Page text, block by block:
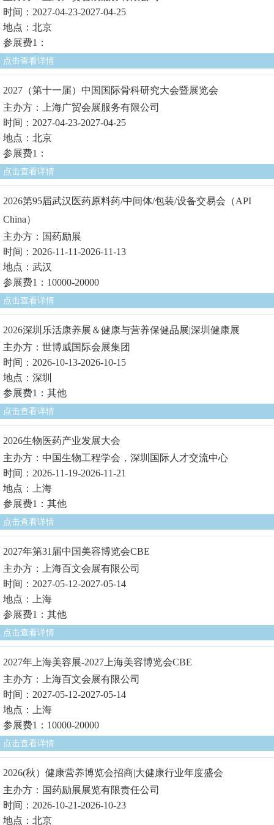
时间：2027-04-23-2027-04-25
地点：北京
参展费1：
点击查看详情
2027（第十一届）中国国际骨科研究大会暨展览会
主办方：上海广贸会展服务有限公司
时间：2027-04-23-2027-04-25
地点：北京
参展费1：
点击查看详情
2026第95届武汉医药原料药/中间体/包装/设备交易会（API
China）
主办方：国药励展
时间：2026-11-11-2026-11-13
地点：武汉
参展费1：10000-20000
点击查看详情
2026深圳乐活康养展＆健康与营养保健品展|深圳健康展
主办方：世博威国际会展集团
时间：2026-10-13-2026-10-15
地点：深圳
参展费1：其他
点击查看详情
2026生物医药产业发展大会
主办方：中国生物工程学会，深圳国际人才交流中心
时间：2026-11-19-2026-11-21
地点：上海
参展费1：其他
点击查看详情
2027年第31届中国美容博览会CBE
主办方：上海百文会展有限公司
时间：2027-05-12-2027-05-14
地点：上海
参展费1：其他
点击查看详情
2027年上海美容展-2027上海美容博览会CBE
主办方：上海百文会展有限公司
时间：2027-05-12-2027-05-14
地点：上海
参展费1：10000-20000
点击查看详情
2026(秋）健康营养博览会招商|大健康行业年度盛会
主办方：国药励展展览有限责任公司
时间：2026-10-21-2026-10-23
地点：北京